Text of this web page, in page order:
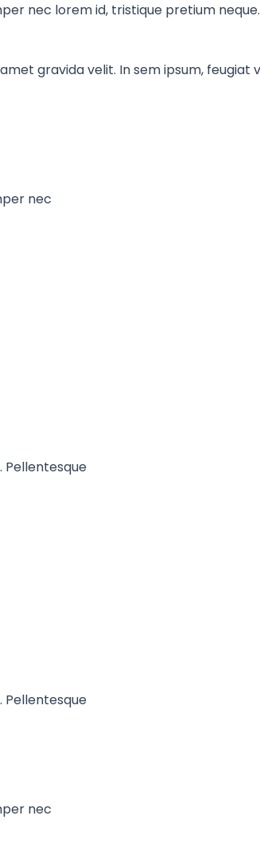
nec lorem id, tristique pretium
gravida velit. In sem ipsum,
nec
Pellentesque
Pellentesque
nec